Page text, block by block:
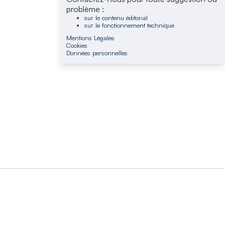
problème :
sur le contenu éditorial
sur le fonctionnement technique
Mentions Légales
Cookies
Données personnelles